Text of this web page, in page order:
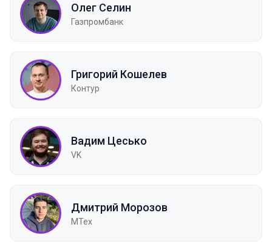
Олег Селин
Газпромбанк
Григорий Кошелев
Контур
Вадим Цесько
VK
Дмитрий Морозов
МТех